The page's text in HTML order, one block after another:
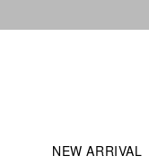
NEW ARRIVAL